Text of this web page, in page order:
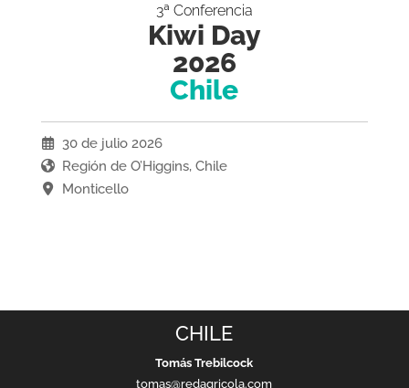
3ª Conferencia
Kiwi Day
2026
Chile
30 de julio 2026
Región de O’Higgins, Chile
Monticello
CHILE
Tomás Trebilcock
tomas@redagricola.com